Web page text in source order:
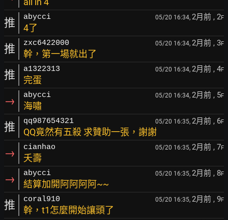
推 abycci 05/20 16:34, 2月前 , 2F
4了
推 zxc6422000 05/20 16:34, 2月前 , 3F
幹，第一場就出了
推 a1322313 05/20 16:34, 2月前 , 4F
完蛋
→ abycci 05/20 16:34, 2月前 , 5F
海嘯
推 qq987654321 05/20 16:35, 2月前 , 6F
QQ竟然有五殺 求贊助一張，謝謝
→ cianhao 05/20 16:35, 2月前 , 7F
夭壽
→ abycci 05/20 16:35, 2月前 , 8F
結算加開阿阿阿阿~~
推 coral910 05/20 16:35, 2月前 , 9F
幹，t1怎麼開始讓頭了